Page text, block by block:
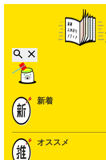
新着
オススメ